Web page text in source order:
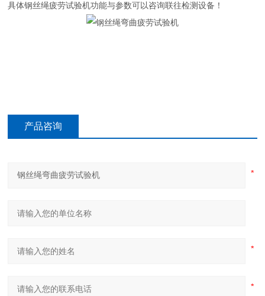
具体钢丝绳疲劳试验机功能与参数可以咨询联往检测设备！
产品咨询